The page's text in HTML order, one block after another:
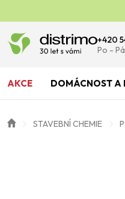
+420
Po -
AKCE DOMÁCNOST A
STAVEBNÍ CHEMIE